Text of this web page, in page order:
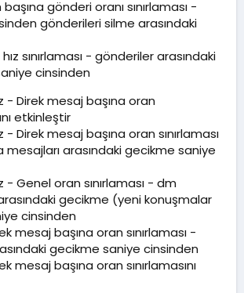
gönderi oranı sınırlaması -
gönderileri silme arasındaki
sınırlaması - gönderiler arasındaki
cinsinden
- Direk mesaj başına oran
etkinleştir
Direk mesaj başına oran sınırlaması
mesajları arasındaki gecikme saniye
Genel oran sınırlaması - dm
gecikme (yeni konuşmalar
cinsinden
mesaj başına oran sınırlaması -
gecikme saniye cinsinden
mesaj başına oran sınırlamasını